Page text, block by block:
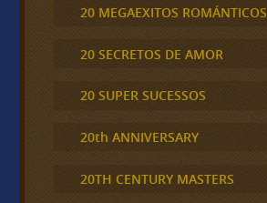
20 MEGAEXITOS ROMÁNTICOS
20 SECRETOS DE AMOR
20 SUPER SUCESSOS
20th ANNIVERSARY
20TH CENTURY MASTERS